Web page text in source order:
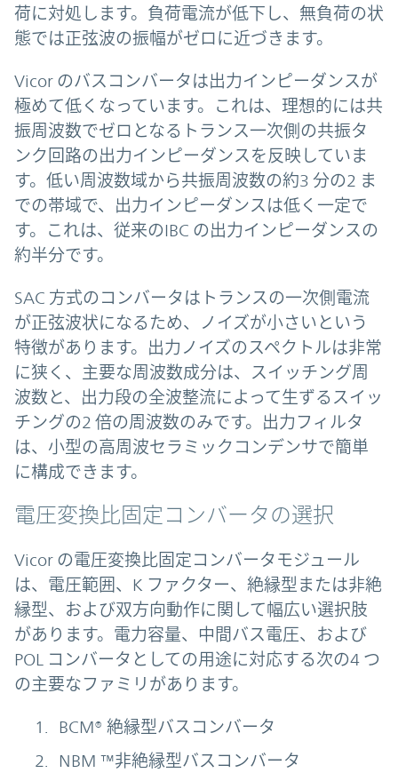
荷に対処します。負荷電流が低下し、無負荷の状
態では正弦波の振幅がゼロに近づきます。
Vicor のバスコンバータは出力インピーダンスが
極めて低くなっています。これは、理想的には共
振周波数でゼロとなるトランス一次側の共振タ
ンク回路の出力インピーダンスを反映していま
す。低い周波数域から共振周波数の約3 分の2 ま
での帯域で、出力インピーダンスは低く一定で
す。これは、従来のIBC の出力インピーダンスの
約半分です。
SAC 方式のコンバータはトランスの一次側電流
が正弦波状になるため、ノイズが小さいという
特徴があります。出力ノイズのスペクトルは非常
に狭く、主要な周波数成分は、スイッチング周
波数と、出力段の全波整流によって生ずるスイッ
チングの2 倍の周波数のみです。出力フィルタ
は、小型の高周波セラミックコンデンサで簡単
に構成できます。
電圧変換比固定コンバータの選択
Vicor の電圧変換比固定コンバータモジュール
は、電圧範囲、K ファクター、絶縁型または非絶
縁型、および双方向動作に関して幅広い選択肢
があります。電力容量、中間バス電圧、および
POL コンバータとしての用途に対応する次の4 つ
の主要なファミリがあります。
BCM® 絶縁型バスコンバータ
NBM ™非絶縁型バスコンバータ